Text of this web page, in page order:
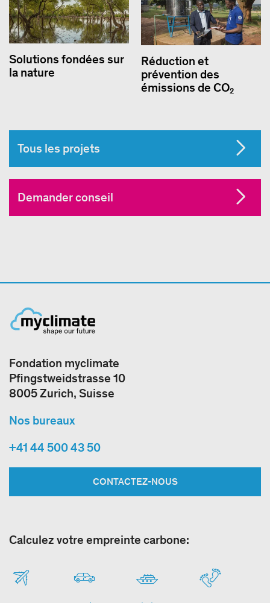
Solutions fondées sur
la nature
Réduction et
prévention des
émissions de CO₂
Tous les projets
Demander conseil
Fondation myclimate
Pfingstweidstrasse 10
8005 Zurich, Suisse
Nos bureaux
+41 44 500 43 50
CONTACTEZ-NOUS
Calculez votre empreinte carbone: